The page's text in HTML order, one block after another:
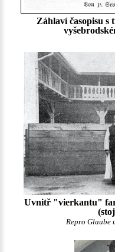
Záhlaví časopisu s
Uvnitř "vierkantu"
Repro Glaube